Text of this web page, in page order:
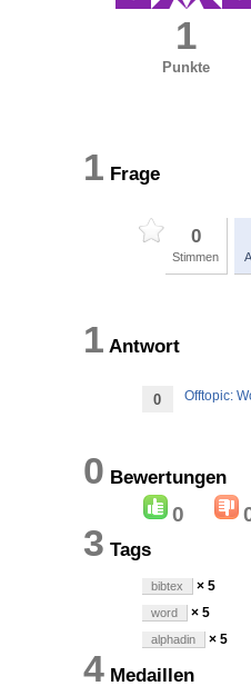
1
Punkte
1 Frage
0
Stimmen
1
0 Offtopic:
0
0
3 Tags
bibtex × 5
word × 5
alphadin × 5
4